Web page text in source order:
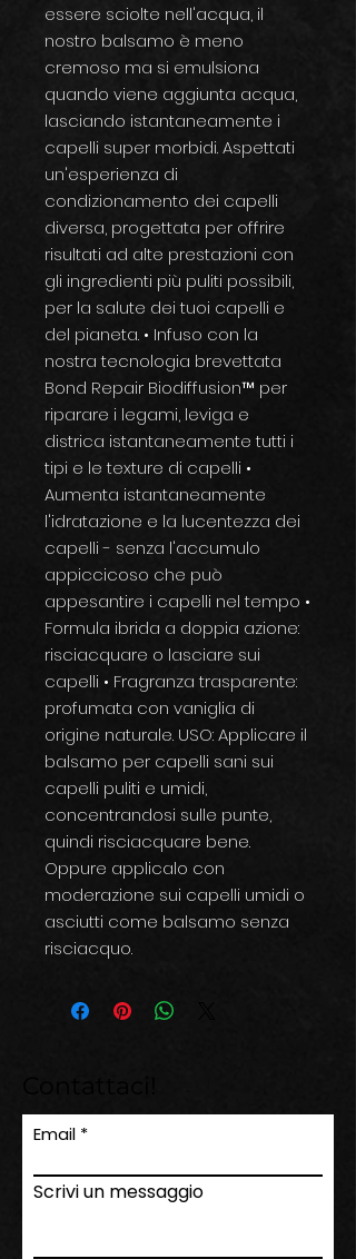
essere sciolte nell'acqua, il
nostro balsamo è meno
cremoso ma si emulsiona
quando viene aggiunta acqua,
lasciando istantaneamente i
capelli super morbidi. Aspettati
un'esperienza di
condizionamento dei capelli
diversa, progettata per offrire
risultati ad alte prestazioni con
gli ingredienti più puliti possibili,
per la salute dei tuoi capelli e
del pianeta. • Infuso con la
nostra tecnologia brevettata
Bond Repair Biodiffusion™ per
riparare i legami, leviga e
districa istantaneamente tutti i
tipi e le texture di capelli •
Aumenta istantaneamente
l'idratazione e la lucentezza dei
capelli - senza l'accumulo
appiccicoso che può
appesantire i capelli nel tempo •
Formula ibrida a doppia azione:
risciacquare o lasciare sui
capelli • Fragranza trasparente:
profumata con vaniglia di
origine naturale. USO: Applicare il
balsamo per capelli sani sui
capelli puliti e umidi,
concentrandosi sulle punte,
quindi risciacquare bene.
Oppure applicalo con
moderazione sui capelli umidi o
asciutti come balsamo senza
risciacquo.
Email
Scrivi un messaggio